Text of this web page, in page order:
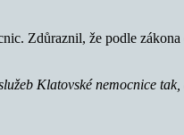
Zdůraznil, že podle
Klatovské nemocnice